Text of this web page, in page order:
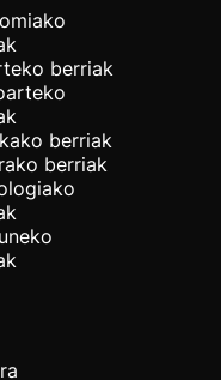
berriak
berriak
berriak